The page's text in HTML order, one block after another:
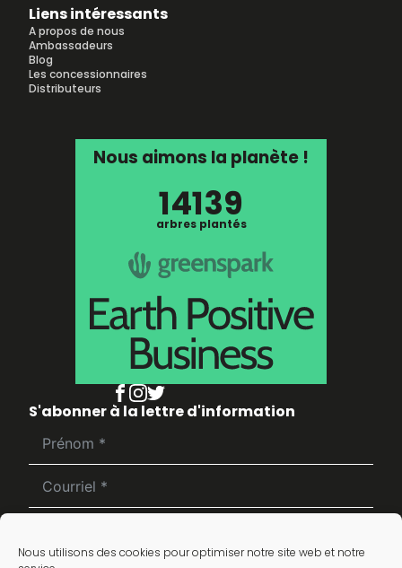
Nous utilisons des cookies pour optimiser notre site web et notre
Liens intéressants
A propos de nous
Ambassadeurs
Blog
Les concessionnaires
Distributeurs
Nous aimons la planète !
14139
arbres plantés
S'abonner à la lettre d'information
S'inscrire